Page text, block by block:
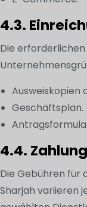
4.3.
Die
Ausweiskopien
Geschäftsplan.
4.4.
Die Gebühren für
Sharjah variieren